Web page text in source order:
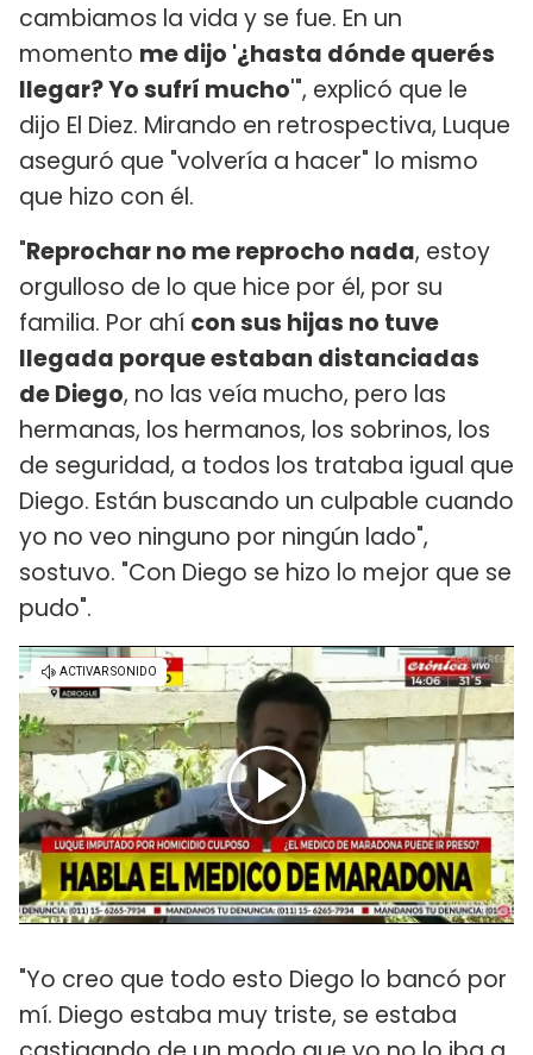
cambiamos la vida y se fue. En un
momento me dijo '¿hasta dónde querés
llegar? Yo sufrí mucho'", explicó que le
dijo El Diez. Mirando en retrospectiva, Luque
aseguró que "volvería a hacer" lo mismo
que hizo con él.
"Reprochar no me reprocho nada, estoy
orgulloso de lo que hice por él, por su
familia. Por ahí con sus hijas no tuve
llegada porque estaban distanciadas
de Diego, no las veía mucho, pero las
hermanas, los hermanos, los sobrinos, los
de seguridad, a todos los trataba igual que
Diego. Están buscando un culpable cuando
yo no veo ninguno por ningún lado",
sostuvo. "Con Diego se hizo lo mejor que se
pudo".
"Yo creo que todo esto Diego lo bancó por
mí. Diego estaba muy triste, se estaba